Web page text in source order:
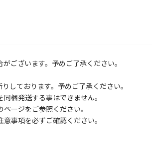
ございます。予めご了承ください。
しております。予めご了承ください。
梱発送する事はできません。
ページをご参照ください。
意事項を必ずご確認ください。